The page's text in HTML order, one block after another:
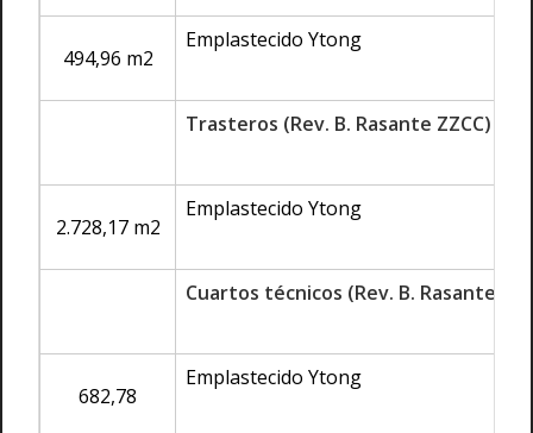
494,96 m2
Emplastecido Ytong
Trasteros (Rev. B. Rasante ZZCC)
2.728,17 m2
Emplastecido Ytong
Cuartos técnicos (Rev. B. Rasante
682,78
Emplastecido Ytong